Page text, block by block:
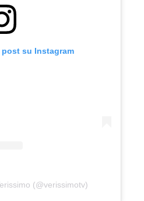
su Instagram
(@verissimotv)